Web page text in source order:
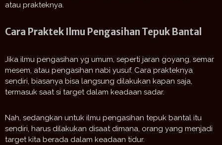
atau prakteknya.
Cara Praktek Ilmu Pengasihan Tepuk Bantal
Jika ilmu pengasihan yg umum, seperti jaran goyang, semar
mesem, atau pengasihan nabi yusuf. Cara prakteknya
sendiri, biasanya bisa langsung dilakukan kapan saja,
termasuk saat si target dalam keadaan sadar.
Nah, sedangkan untuk ilmu pengasihan tepuk bantal itu
sendiri, harus dilakukan disaat dimana, orang yang menjadi
target kita berada dalam keadaan tidur.